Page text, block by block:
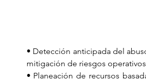
• Detección anticipada del
mitigación de riesgos
• Planeación de recursos